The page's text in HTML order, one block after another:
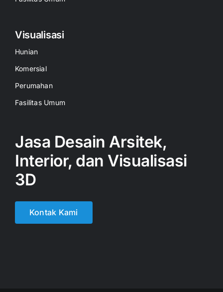
Visualisasi
Hunian
Komersial
Perumahan
Fasilitas Umum
Jasa Desain Arsitek,
Interior, dan Visualisasi
3D
Kontak Kami